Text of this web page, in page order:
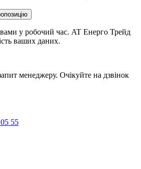
у робочий час. AT Енерго Трейд
ваших даних.
менеджеру. Очікуйте на дзвінок
55